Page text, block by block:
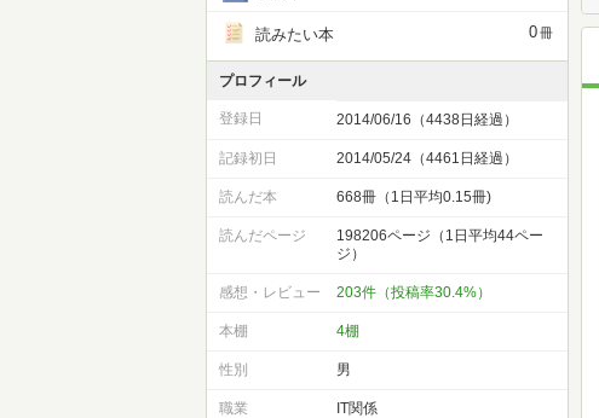
読みたい本 0冊
プロフィール
登録日 2014/06/16（4438日経過）
記録初日 2014/05/24（4461日経過）
読んだ本 668冊（1日平均0.15冊)
読んだページ
198206ページ（1日平均44ペー
ジ）
感想・レビュー 203件（投稿率30.4%）
本棚 4棚
性別 男
職業 IT関係